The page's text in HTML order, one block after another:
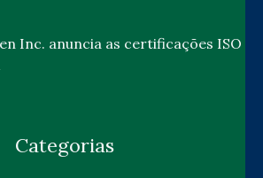
Inc. anuncia as certificações ISO
Categorias